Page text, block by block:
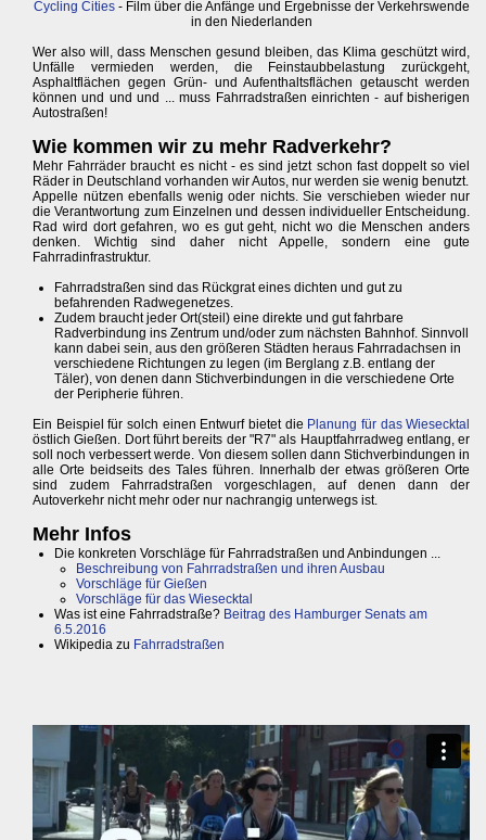
Cycling Cities- Film über die Anfänge und Ergebnisse der Verkehrswende
in den Niederlanden
Wer also will, dass Menschen gesund bleiben, das Klima geschützt wird,
Unfälle vermieden werden, die Feinstaubbelastung zurückgeht,
Asphaltflächen gegen Grün- und Aufenthaltsflächen getauscht werden
können und und und ... muss Fahrradstraßen einrichten - auf bisherigen
Autostraßen!
Wie kommen wir zu mehr Radverkehr?
Mehr Fahrräder braucht es nicht - es sind jetzt schon fast doppelt so viel
Räder in Deutschland vorhanden wir Autos, nur werden sie wenig benutzt.
Appelle nützen ebenfalls wenig oder nichts. Sie verschieben wieder nur
die Verantwortung zum Einzelnen und dessen individueller Entscheidung.
Rad wird dort gefahren, wo es gut geht, nicht wo die Menschen anders
denken. Wichtig sind daher nicht Appelle, sondern eine gute
Fahrradinfrastruktur.
Fahrradstraßen sind das Rückgrat eines dichten und gut zu
befahrenden Radwegenetzes.
Zudem braucht jeder Ort(steil) eine direkte und gut fahrbare
Radverbindung ins Zentrum und/oder zum nächsten Bahnhof. Sinnvoll
kann dabei sein, aus den größeren Städten heraus Fahrradachsen in
verschiedene Richtungen zu legen (im Berglang z.B. entlang der
Täler), von denen dann Stichverbindungen in die verschiedene Orte
der Peripherie führen.
Ein Beispiel für solch einen Entwurf bietet die Planung für das Wiesecktal
östlich Gießen. Dort führt bereits der "R7" als Hauptfahrradweg entlang, er
soll noch verbessert werde. Von diesem sollen dann Stichverbindungen in
alle Orte beidseits des Tales führen. Innerhalb der etwas größeren Orte
sind zudem Fahrradstraßen vorgeschlagen, auf denen dann der
Autoverkehr nicht mehr oder nur nachrangig unterwegs ist.
Mehr Infos
Die konkreten Vorschläge für Fahrradstraßen und Anbindungen ...
Beschreibung von Fahrradstraßen und ihren Ausbau
Vorschläge für Gießen
Vorschläge für das Wiesecktal
Was ist eine Fahrradstraße? Beitrag des Hamburger Senats am
6.5.2016
Wikipedia zu Fahrradstraßen